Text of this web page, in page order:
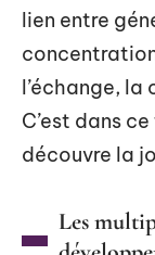
lien entre
l’échange,
C’est dans
découvre la
Les